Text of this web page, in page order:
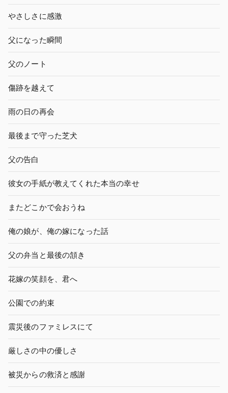
やさしさに感激
父になった瞬間
父のノート
傷跡を越えて
雨の日の再会
最後まで守った芝犬
父の告白
彼女の手紙が教えてくれた本当の幸せ
またどこかで会おうね
俺の娘が、俺の嫁になった話
父の弁当と最後の頷き
花嫁の笑顔を、君へ
公園での約束
震災後のファミレスにて
厳しさの中の優しさ
被災からの救済と感謝